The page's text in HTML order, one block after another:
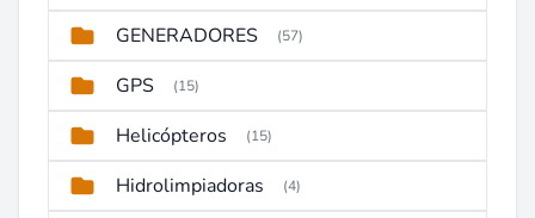
GENERADORES (57)
GPS (15)
Helicópteros (15)
Hidrolimpiadoras (4)